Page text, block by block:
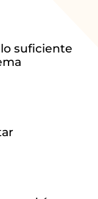
suficiente